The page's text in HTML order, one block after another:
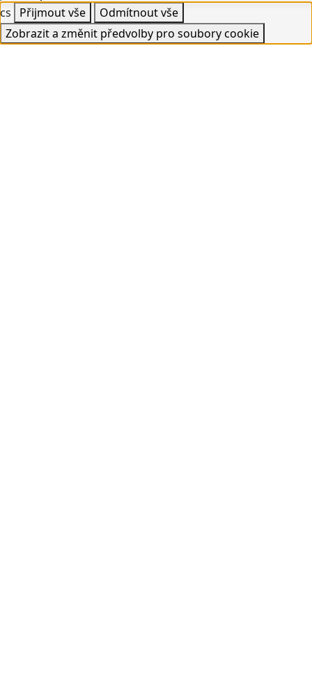
cs
Přijmout vše
Odmítnout vše
Zobrazit a změnit předvolby pro soubory cookie